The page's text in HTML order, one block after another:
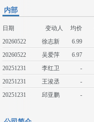
内部
日期 变动人 均价
20260522
徐志新 6.99
20260522
吴爱萍 6.97
20251231
李红卫 -
20251231
王浚丞 -
20251231
邱亚鹏 -